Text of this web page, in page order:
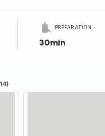
PRÉPARATION
30min